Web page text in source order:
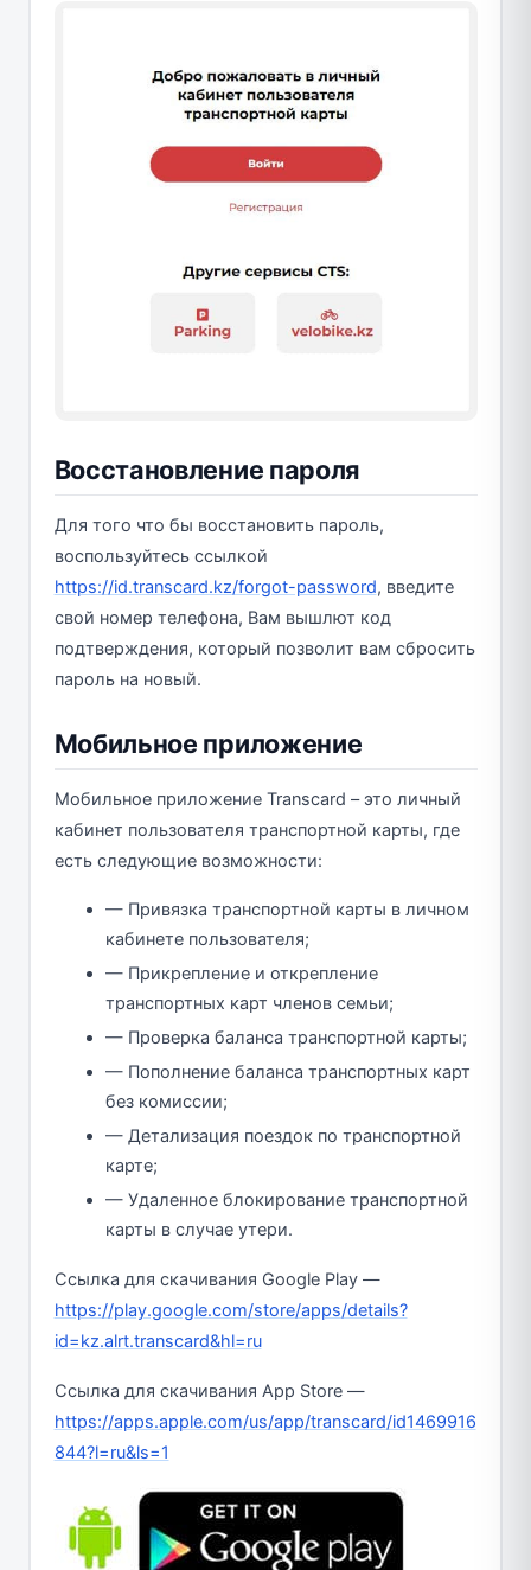
Восстановление пароля
Для того что бы восстановить пароль,
воспользуйтесь ссылкой
https://id.transcard.kz/forgot-password, введите
свой номер телефона, Вам вышлют код
подтверждения, который позволит вам сбросить
пароль на новый.
Мобильное приложение
Мобильное приложение Transcard – это личный
кабинет пользователя транспортной карты, где
есть следующие возможности:
— Привязка транспортной карты в личном
кабинете пользователя;
— Прикрепление и открепление
транспортных карт членов семьи;
— Проверка баланса транспортной карты;
— Пополнение баланса транспортных карт
без комиссии;
— Детализация поездок по транспортной
карте;
— Удаленное блокирование транспортной
карты в случае утери.
Ссылка для скачивания Google Play —
https://play.google.com/store/apps/details?
id=kz.alrt.transcard&hl=ru
Ссылка для скачивания App Store —
https://apps.apple.com/us/app/transcard/id1469916
844?l=ru&ls=1